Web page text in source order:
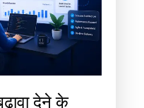
देने के